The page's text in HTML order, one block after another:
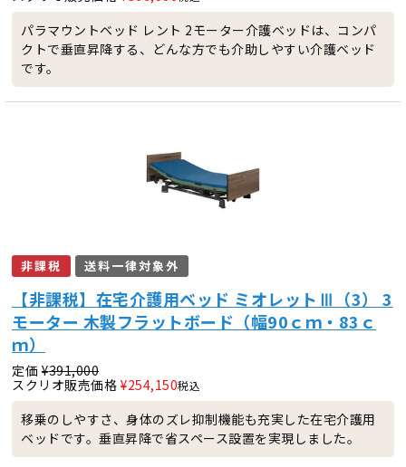
パラマウントベッド レント 2モーター介護ベッドは、コンパ
クトで垂直昇降する、どんな方でも介助しやすい介護ベッド
です。
非課税 送料一律対象外
【非課税】在宅介護用ベッド ミオレットⅢ（3） 3
モーター 木製フラットボード（幅90ｃｍ・83ｃ
ｍ）
定価 ¥391,000
スクリオ販売価格 ¥254,150税込
移乗のしやすさ、身体のズレ抑制機能も充実した在宅介護用
ベッドです。垂直昇降で省スペース設置を実現しました。